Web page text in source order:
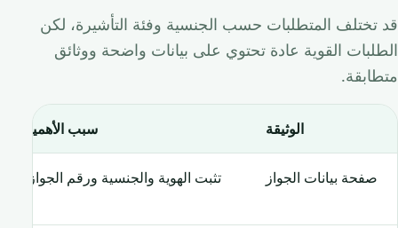
قد تختلف المتطلبات حسب الجنسية وفئة التأشيرة، لكن
الطلبات القوية عادة تحتوي على بيانات واضحة ووثائق
متطابقة.
الوثيقة سبب الأهمية
صفحة بيانات الجواز تثبت الهوية والجنسية ورقم الجواز.